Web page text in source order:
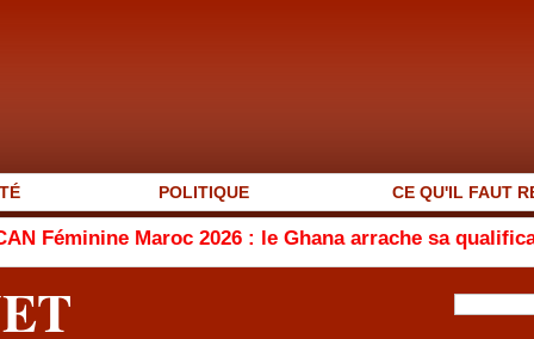
POLITIQUE CE QU'IL FAUT
Maroc 2026 : le Ghana arrache sa qualification en